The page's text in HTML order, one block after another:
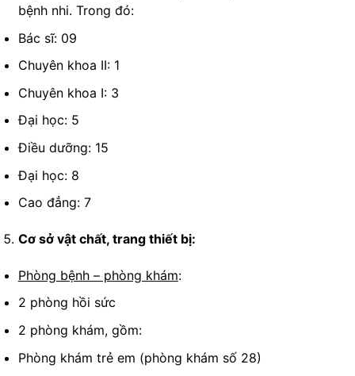
bệnh nhi. Trong đó:
Bác sĩ: 09
Chuyên khoa II: 1
Chuyên khoa I: 3
Đại học: 5
Điều dưỡng: 15
Đại học: 8
Cao đẳng: 7
Cơ sở vật chất, trang thiết bị:
Phòng bệnh – phòng khám:
2 phòng hồi sức
2 phòng khám, gồm:
Phòng khám trẻ em (phòng khám số 28)